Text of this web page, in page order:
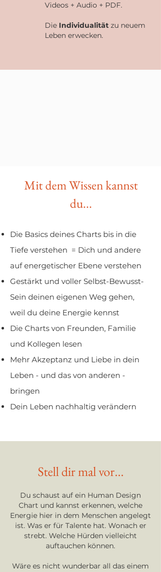
Videos + Audio + PDF.
Die Individualität zu neuem
Leben erwecken.
Mit dem Wissen kannst
du...
Die Basics deines Charts bis in die
Tiefe verstehen = Dich und andere
auf energetischer Ebene verstehen
Gestärkt und voller Selbst-Bewusst-
Sein deinen eigenen Weg gehen,
weil du deine Energie kennst
Die Charts von Freunden, Familie
und Kollegen lesen
Mehr Akzeptanz und Liebe in dein
Leben - und das von anderen -
bringen
Dein Leben nachhaltig verändern
Stell dir mal vor...
Du schaust auf ein Human Design
Chart und kannst erkennen, welche
Energie hier in dem Menschen angelegt
ist. Was er für Talente hat. Wonach er
strebt. Welche Hürden vielleicht
auftauchen können.
Wäre es nicht wunderbar all das einem